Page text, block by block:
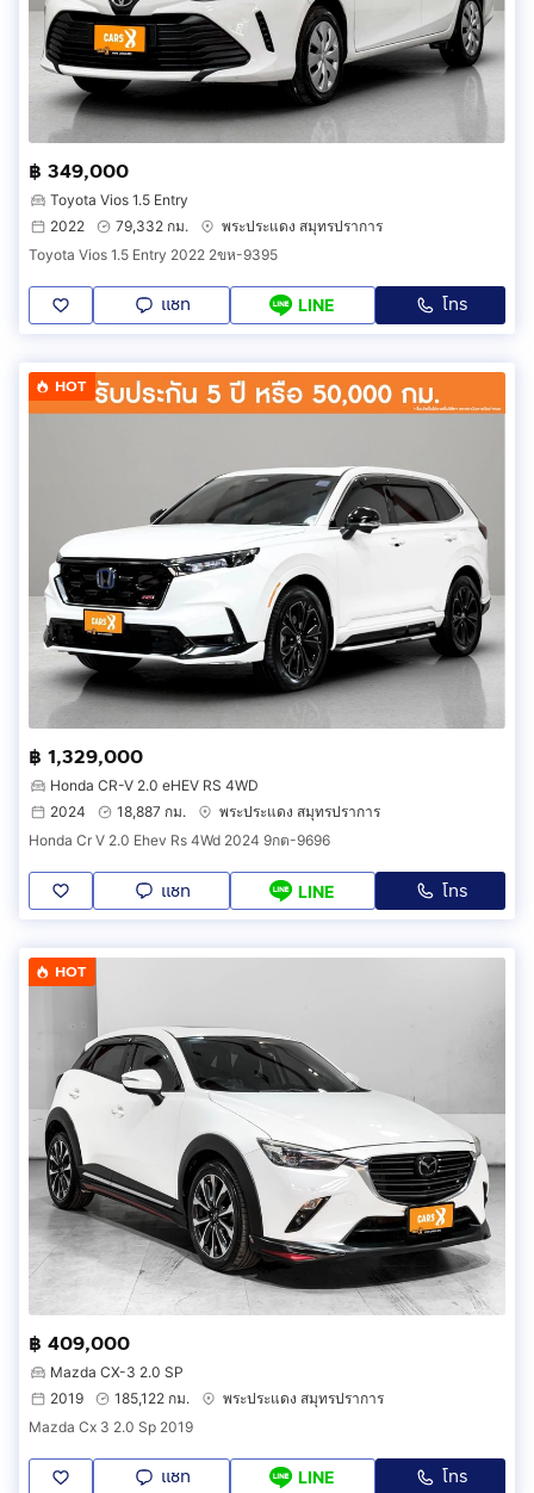
฿ 349,000
Toyota Vios 1.5 Entry
2022
79,332 กม.
พระประแดง สมุทรปราการ
Toyota Vios 1.5 Entry 2022 2ขห-9395
แชท LINE โทร
HOT
฿ 1,329,000
Honda CR-V 2.0 eHEV RS 4WD
2024
18,887 กม.
พระประแดง สมุทรปราการ
Honda Cr V 2.0 Ehev Rs 4Wd 2024 9กต-9696
แชท LINE โทร
HOT
฿ 409,000
Mazda CX-3 2.0 SP
2019
185,122 กม.
พระประแดง สมุทรปราการ
Mazda Cx 3 2.0 Sp 2019
แชท LINE โทร